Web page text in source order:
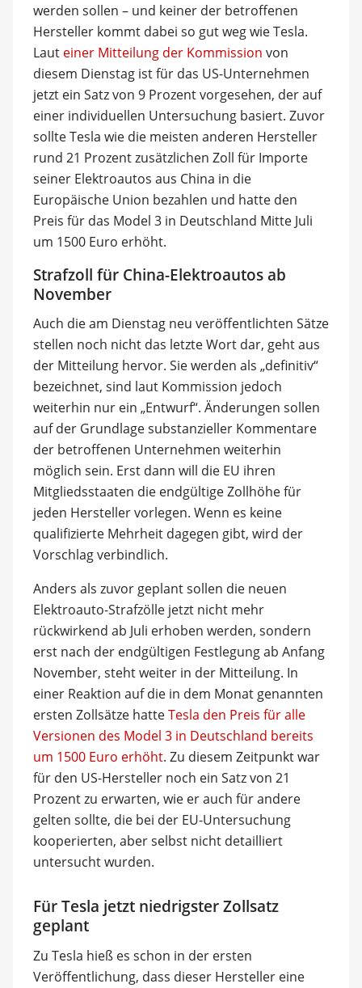
werden sollen – und keiner der betroffenen
Hersteller kommt dabei so gut weg wie Tesla.
Laut einer Mitteilung der Kommission von
diesem Dienstag ist für das US-Unternehmen
jetzt ein Satz von 9 Prozent vorgesehen, der auf
einer individuellen Untersuchung basiert. Zuvor
sollte Tesla wie die meisten anderen Hersteller
rund 21 Prozent zusätzlichen Zoll für Importe
seiner Elektroautos aus China in die
Europäische Union bezahlen und hatte den
Preis für das Model 3 in Deutschland Mitte Juli
um 1500 Euro erhöht.
Strafzoll für China-Elektroautos ab
November
Auch die am Dienstag neu veröffentlichten Sätze
stellen noch nicht das letzte Wort dar, geht aus
der Mitteilung hervor. Sie werden als „definitiv“
bezeichnet, sind laut Kommission jedoch
weiterhin nur ein „Entwurf“. Änderungen sollen
auf der Grundlage substanzieller Kommentare
der betroffenen Unternehmen weiterhin
möglich sein. Erst dann will die EU ihren
Mitgliedsstaaten die endgültige Zollhöhe für
jeden Hersteller vorlegen. Wenn es keine
qualifizierte Mehrheit dagegen gibt, wird der
Vorschlag verbindlich.
Anders als zuvor geplant sollen die neuen
Elektroauto-Strafzölle jetzt nicht mehr
rückwirkend ab Juli erhoben werden, sondern
erst nach der endgültigen Festlegung ab Anfang
November, steht weiter in der Mitteilung. In
einer Reaktion auf die in dem Monat genannten
ersten Zollsätze hatteTesla den Preis für alle
Versionen des Model 3 in Deutschland bereits
um 1500 Euro erhöht. Zu diesem Zeitpunkt war
für den US-Hersteller noch ein Satz von 21
Prozent zu erwarten, wie er auch für andere
gelten sollte, die bei der EU-Untersuchung
kooperierten, aber selbst nicht detailliert
untersucht wurden.
Für Tesla jetzt niedrigster Zollsatz
geplant
Zu Tesla hieß es schon in der ersten
Veröffentlichung, dass dieser Hersteller eine